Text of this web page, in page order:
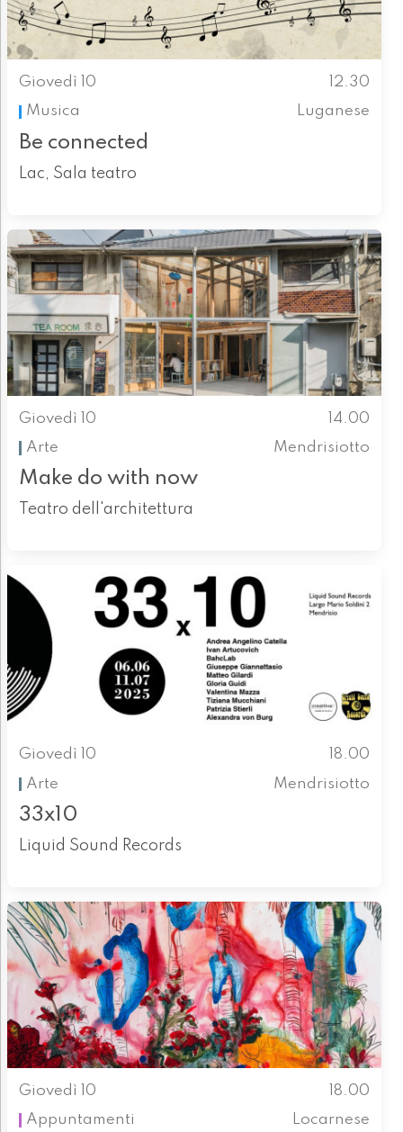
Giovedì 10
12.30
Musica
Luganese
Be connected
Lac, Sala teatro
Giovedì 10
14.00
Arte
Mendrisiotto
Make do with now
Teatro dell'architettura
Giovedì 10
18.00
Arte
Mendrisiotto
33x10
Liquid Sound Records
Giovedì 10
18.00
Appuntamenti
Locarnese